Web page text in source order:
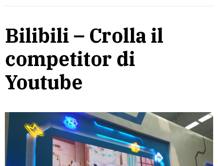
Bilibili – Crolla il
competitor di
Youtube